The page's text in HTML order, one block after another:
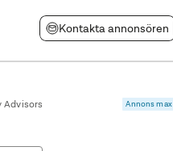
Kontakta annonsören
Advisors Annons max